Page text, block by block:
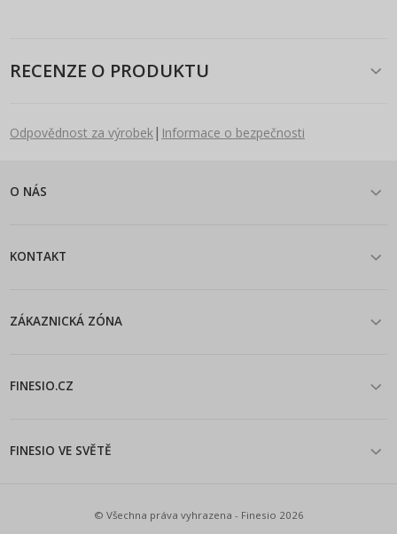
RECENZE O PRODUKTU
Odpovědnost za výrobek| Informace o bezpečnosti
O NÁS
KONTAKT
ZÁKAZNICKÁ ZÓNA
FINESIO.CZ
FINESIO VE SVĚTĚ
© Všechna práva vyhrazena - Finesio 2026